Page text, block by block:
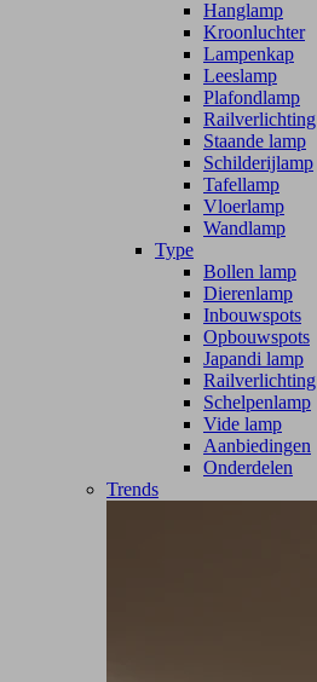
Hanglamp
Kroonluchter
Lampenkap
Leeslamp
Plafondlamp
Railverlichting
Staande lamp
Schilderijlamp
Tafellamp
Vloerlamp
Wandlamp
Type
Bollen lamp
Dierenlamp
Inbouwspots
Opbouwspots
Japandi lamp
Railverlichting
Schelpenlamp
Vide lamp
Aanbiedingen
Onderdelen
Trends